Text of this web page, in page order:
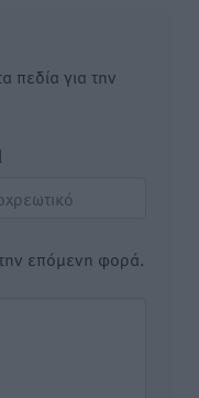
πεδία για την
επόμενη φορά.